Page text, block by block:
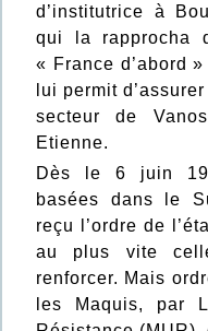
d’institutrice à
qui la rapprocha
« France d’abord
lui permit
secteur de
Etienne.
Dès le 6 juin
basées dans le
reçu l’ordre de
au plus vite
renforcer. Mais
les Maquis, par